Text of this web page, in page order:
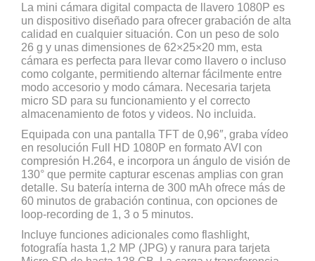
La mini cámara digital compacta de llavero 1080P es
un dispositivo diseñado para ofrecer grabación de alta
calidad en cualquier situación. Con un peso de solo
26 g y unas dimensiones de 62×25×20 mm, esta
cámara es perfecta para llevar como llavero o incluso
como colgante, permitiendo alternar fácilmente entre
modo accesorio y modo cámara. Necesaria tarjeta
micro SD para su funcionamiento y el correcto
almacenamiento de fotos y videos. No incluida.
Equipada con una pantalla TFT de 0,96″, graba vídeo
en resolución Full HD 1080P en formato AVI con
compresión H.264, e incorpora un ángulo de visión de
130° que permite capturar escenas amplias con gran
detalle. Su batería interna de 300 mAh ofrece más de
60 minutos de grabación continua, con opciones de
loop-recording de 1, 3 o 5 minutos.
Incluye funciones adicionales como flashlight,
fotografía hasta 1,2 MP (JPG) y ranura para tarjeta